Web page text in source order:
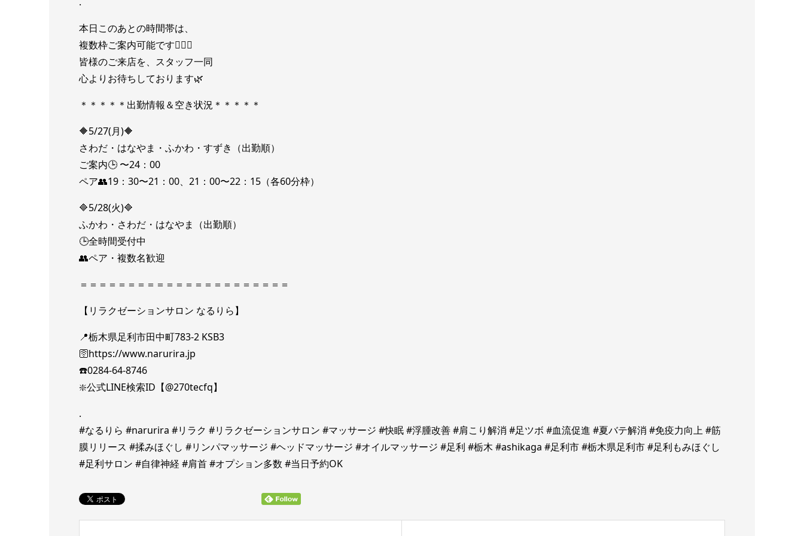
本日このあとの時間帯は、
複数枠ご案内可能です🙆🏻‍♀️
皆様のご来店を、スタッフ一同
心よりお待ちしております🌿
＊＊＊＊＊出勤情報＆空き状況＊＊＊＊＊
🔶5/27(月)🔶
さわだ・はなやま・ふかわ・すずき（出勤順）
ご案内🕒 〜24：00
ペア👥19：30〜21：00、21：00〜22：15（各60分枠）
🔷5/28(火)🔷
ふかわ・さわだ・はなやま（出勤順）
🕒全時間受付中
👥ペア・複数名歓迎
＝＝＝＝＝＝＝＝＝＝＝＝＝＝＝＝＝＝＝＝＝＝
【リラクゼーションサロン なるりら】
📍栃木県足利市田中町783-2 KSB3
🛜https://www.narurira.jp
☎️0284-64-8746
❇️公式LINE検索ID【@270tecfq】
.
#なるりら #narurira #リラク #リラクゼーションサロン #マッサージ #快眠 #浮腫改善 #肩こり解消 #足ツボ #血流促進 #夏バテ解消 #免疫力向上 #筋
膜リリース #揉みほぐし #リンパマッサージ #ヘッドマッサージ #オイルマッサージ #足利 #栃木 #ashikaga #足利市 #栃木県足利市 #足利もみほぐし
#足利サロン #自律神経 #肩首 #オプション多数 #当日予約OK